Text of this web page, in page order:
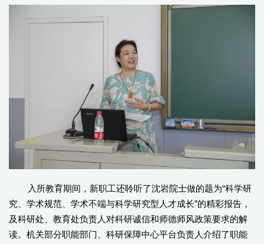
入所教育期间，新职工还聆听了沈岩院士做的题为“科学研
究、学术规范、学术不端与科学研究型人才成长”的精彩报告，
及科研处、教育处负责人对科研诚信和师德师风政策要求的解
读。机关部分职能部门、科研保障中心平台负责人介绍了职能